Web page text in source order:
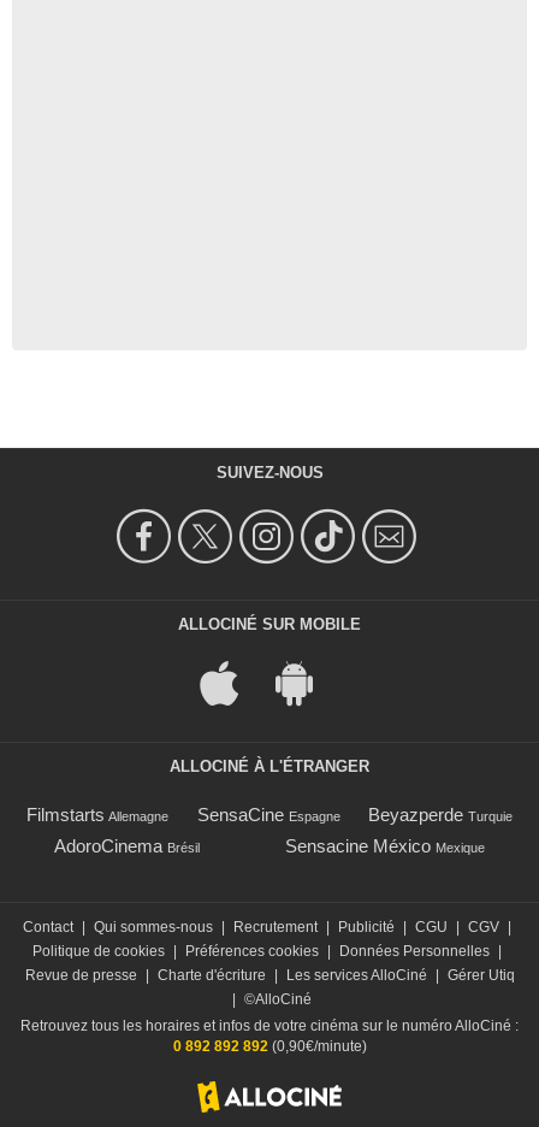
SUIVEZ-NOUS
ALLOCINÉ SUR MOBILE
ALLOCINÉ À L'ÉTRANGER
Filmstarts Allemagne SensaCine Espagne Beyazperde Turquie
AdoroCinema Brésil Sensacine México Mexique
Contact Qui sommes-nous Recrutement Publicité CGU CGV
Politique de cookies
Préférences cookies Données Personnelles
Revue de presse
Charte d'écriture Les services AlloCiné
Gérer Utiq
©AlloCiné
Retrouvez tous les horaires et infos de votre cinéma sur le numéro AlloCiné :
0 892 892 892(0,90€/minute)